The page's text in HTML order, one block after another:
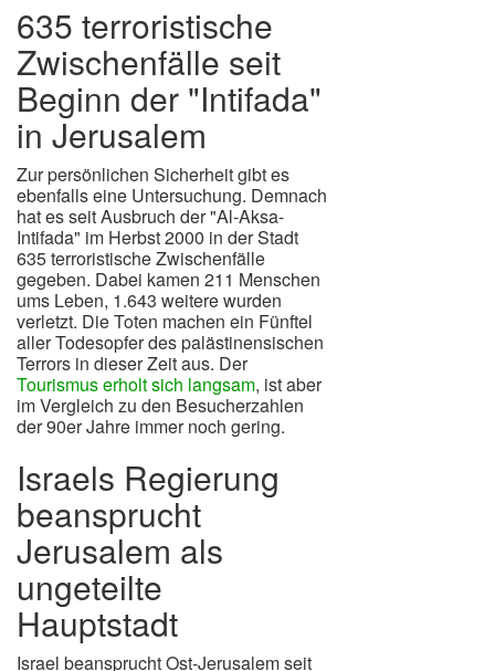
635 terroristische
Zwischenfälle seit
Beginn der "Intifada"
in Jerusalem
Zur persönlichen Sicherheit gibt es
ebenfalls eine Untersuchung. Demnach
hat es seit Ausbruch der "Al-Aksa-
Intifada" im Herbst 2000 in der Stadt
635 terroristische Zwischenfälle
gegeben. Dabei kamen 211 Menschen
ums Leben, 1.643 weitere wurden
verletzt. Die Toten machen ein Fünftel
aller Todesopfer des palästinensischen
Terrors in dieser Zeit aus. Der
Tourismus erholt sich langsam, ist aber
im Vergleich zu den Besucherzahlen
der 90er Jahre immer noch gering.
Israels Regierung
beansprucht
Jerusalem als
ungeteilte
Hauptstadt
Israel beansprucht Ost-Jerusalem seit